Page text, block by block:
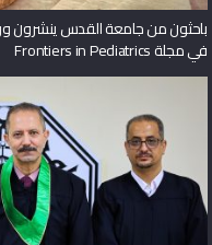
باحثون من جامعة القدس ينشرون
في مجلة Frontiers in Pediatrics